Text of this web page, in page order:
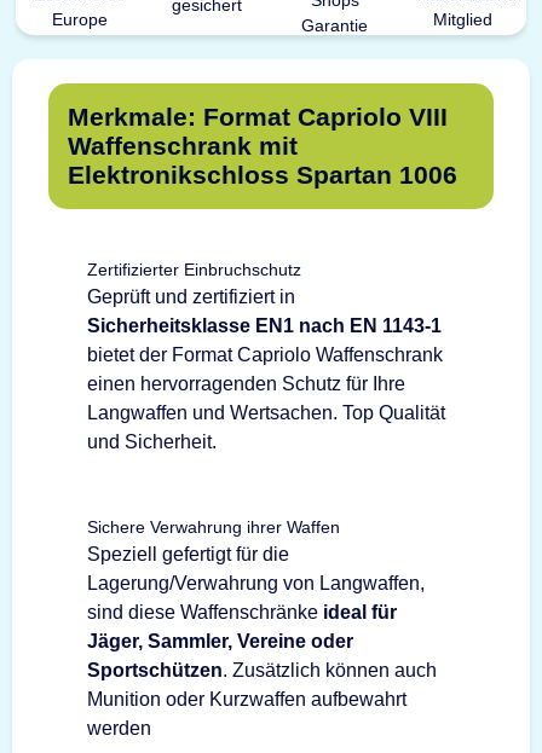
Merkmale: Format Capriolo VIII
Waffenschrank mit
Elektronikschloss Spartan 1006
Zertifizierter Einbruchschutz
Geprüft und zertifiziert in
Sicherheitsklasse EN1 nach EN 1143-1
bietet der Format Capriolo Waffenschrank
einen hervorragenden Schutz für Ihre
Langwaffen und Wertsachen. Top Qualität
und Sicherheit.
Sichere Verwahrung ihrer Waffen
Speziell gefertigt für die
Lagerung/Verwahrung von Langwaffen,
sind diese Waffenschränke ideal für
Jäger, Sammler, Vereine oder
Sportschützen. Zusätzlich können auch
Munition oder Kurzwaffen aufbewahrt
werden